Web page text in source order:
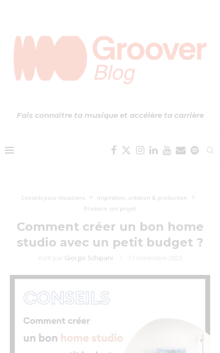
Fais connaître ta musique et accélère ta carrière
Conseils pour musiciens
Inspiration, création & production
Produire son projet
Comment créer un bon home
studio avec un petit budget ?
écrit par Giorgio Schipani 17 novembre 2023